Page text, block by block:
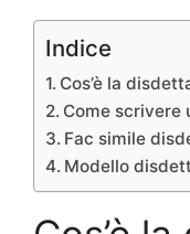
Indice
Cos’è la
Come scrivere
Fac simile
Modello